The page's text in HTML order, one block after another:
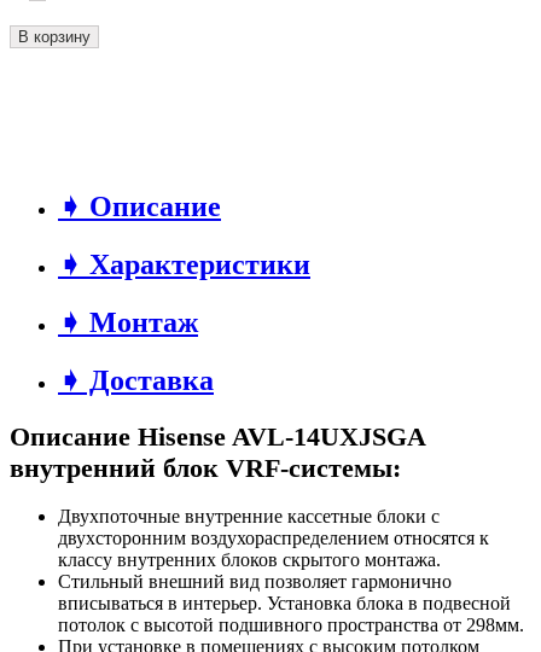
В корзину
➧ Описание
➧ Характеристики
➧ Монтаж
➧ Доставка
Описание Hisense AVL-14UXJSGA
внутренний блок VRF-системы:
Двухпоточные внутренние кассетные блоки с
двухсторонним воздухораспределением относятся к
классу внутренних блоков скрытого монтажа.
Стильный внешний вид позволяет гармонично
вписываться в интерьер. Установка блока в подвесной
потолок с высотой подшивного пространства от 298мм.
При установке в помещениях с высоким потолком